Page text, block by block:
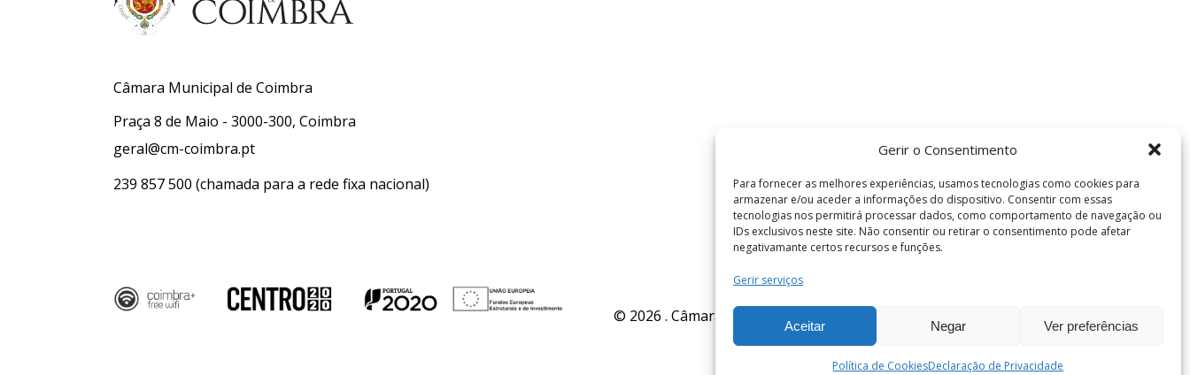
Gerir o Consentimento
Para fornecer as melhores experiências, usamos tecnologias como cookies para
armazenar e/ou aceder a informações do dispositivo. Consentir com essas
tecnologias nos permitirá processar dados, como comportamento de navegação ou
IDs exclusivos neste site. Não consentir ou retirar o consentimento pode afetar
negativamante certos recursos e funções.
Gerir serviços
Aceitar Negar Ver preferências
Política de CookiesDeclaração de Privacidade
Câmara Municipal de Coimbra
Praça 8 de Maio - 3000-300, Coimbra
geral@cm-coimbra.pt
239 857 500 (chamada para a rede fixa nacional)
© 2026 . Câmara Municipal de Coimbra . Todos os direitos reservados.